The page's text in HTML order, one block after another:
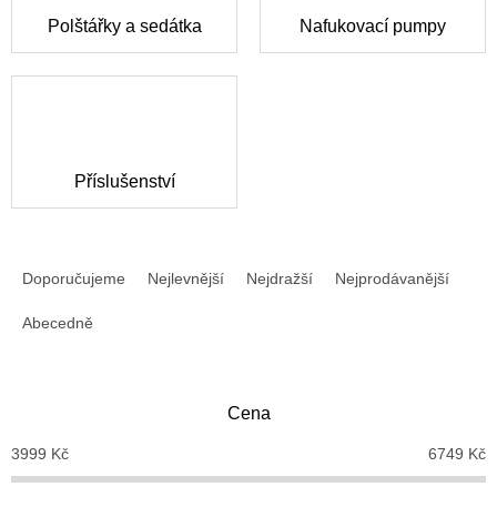
Polštářky a sedátka Nafukovací pumpy
Příslušenství
o
d
Doporučujeme Nejlevnější Nejdražší Nejprodávanější
Abecedně
Cena
3999 Kč 6749 Kč